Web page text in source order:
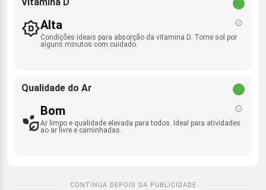
Vitamina D
Alta
Condições ideais para absorção da vitamina D. Tome sol por
alguns minutos com cuidado.
Qualidade do Ar
Bom
Ar limpo e qualidade elevada para todos. Ideal para atividades
ao ar livre e caminhadas.